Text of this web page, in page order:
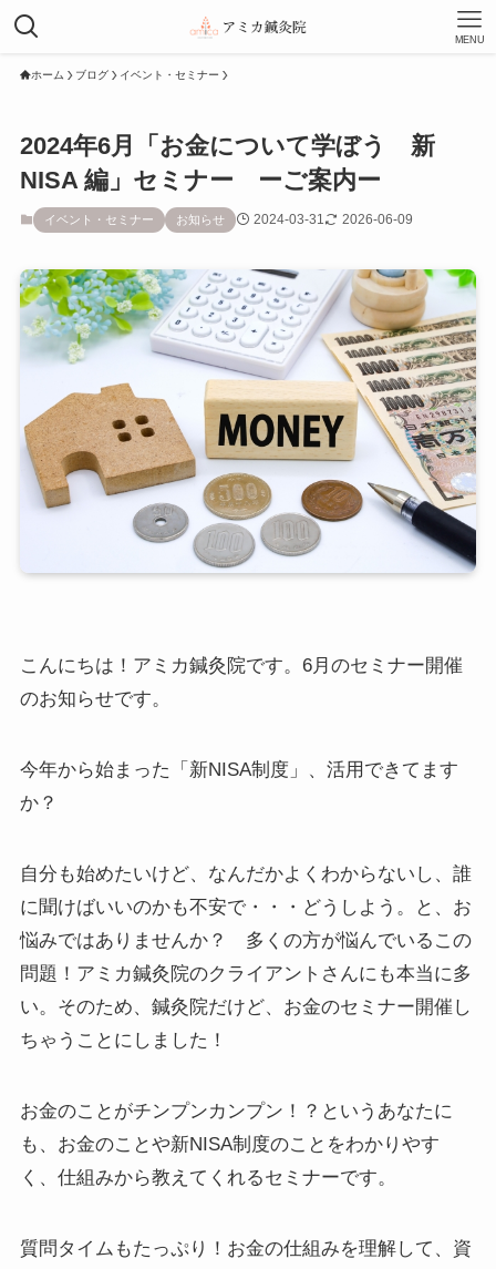
MENU
ホーム ブログ イベント・セミナー
2024年6月「お金について学ぼう 新
NISA 編」セミナー ーご案内ー
イベント・セミナー お知らせ 2024-03-31 2026-06-09
こんにちは！アミカ鍼灸院です。6月のセミナー開催
のお知らせです。
今年から始まった「新NISA制度」、活用できてます
か？
自分も始めたいけど、なんだかよくわからないし、誰
に聞けばいいのかも不安で・・・どうしよう。と、お
悩みではありませんか？ 多くの方が悩んでいるこの
問題！アミカ鍼灸院のクライアントさんにも本当に多
い。そのため、鍼灸院だけど、お金のセミナー開催し
ちゃうことにしました！
お金のことがチンプンカンプン！？というあなたに
も、お金のことや新NISA制度のことをわかりやす
く、仕組みから教えてくれるセミナーです。
質問タイムもたっぷり！お金の仕組みを理解して、資